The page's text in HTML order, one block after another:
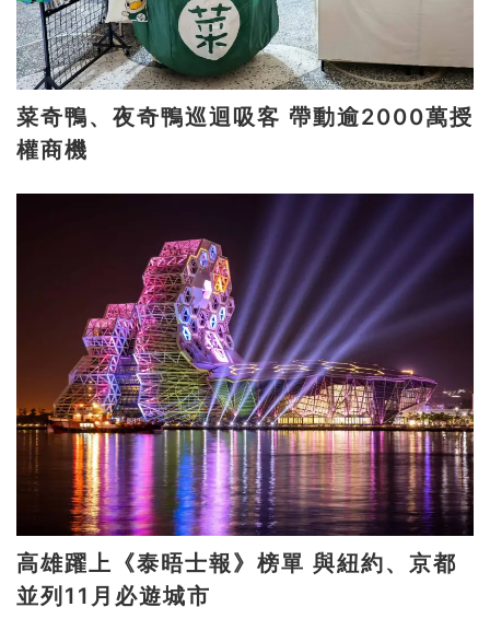
菜奇鴨、夜奇鴨巡迴吸客 帶動逾2000萬授
權商機
高雄躍上《泰晤士報》榜單 與紐約、京都
並列11月必遊城市